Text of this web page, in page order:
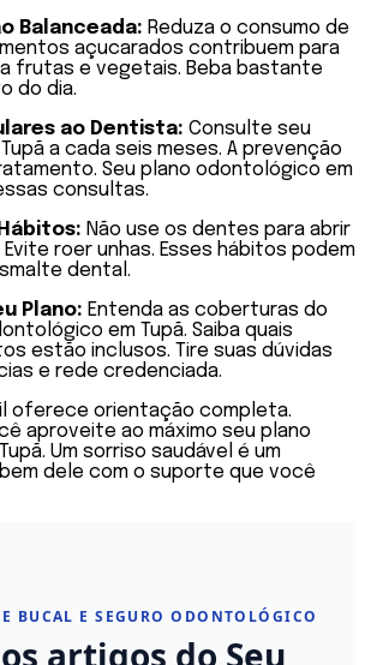
Balanceada: Reduza o consumo de
açucarados contribuem para
frutas e vegetais. Beba bastante
do dia.
ao Dentista: Consulte seu
a cada seis meses. A prevenção
Seu plano odontológico em
consultas.
Não use os dentes para abrir
roer unhas. Esses hábitos podem
dental.
Plano: Entenda as coberturas do
em Tupã. Saiba quais
estão inclusos. Tire suas dúvidas
e rede credenciada.
oferece orientação completa.
aproveite ao máximo seu plano
Um sorriso saudável é um
dele com o suporte que você
BUCAL E SEGURO ODONTOLÓGICO